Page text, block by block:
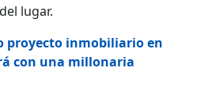
lugar.
proyecto inmobiliario en
con una millonaria